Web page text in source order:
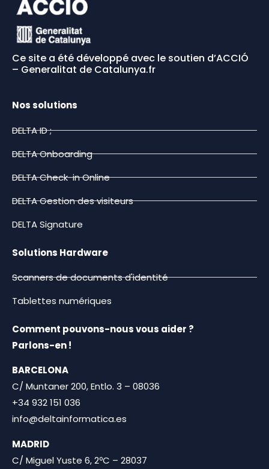
Ce site a été développé avec le soutien d’ACCIÓ
– Generalitat de Catalunya.fr
Nos solutions
DELTA ID ;
DELTA Onboarding
DELTA Check-in Online
DELTA Gestion des visiteurs
DELTA Signature
Solutions Hardware
Scanners de documents d'identité
Tablettes numériques
Comment pouvons-nous vous aider ?
Parlons-en !
BARCELONA
C/ Muntaner 200, Entlo. 3 – 08036
+34 932 151 036
info@deltainformatica.es
MADRID
C/ Miguel Yuste 6, 2ºC – 28037